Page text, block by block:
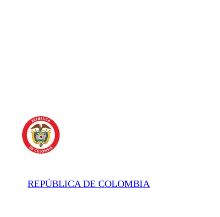
REPÚBLICA DE COLOMBIA